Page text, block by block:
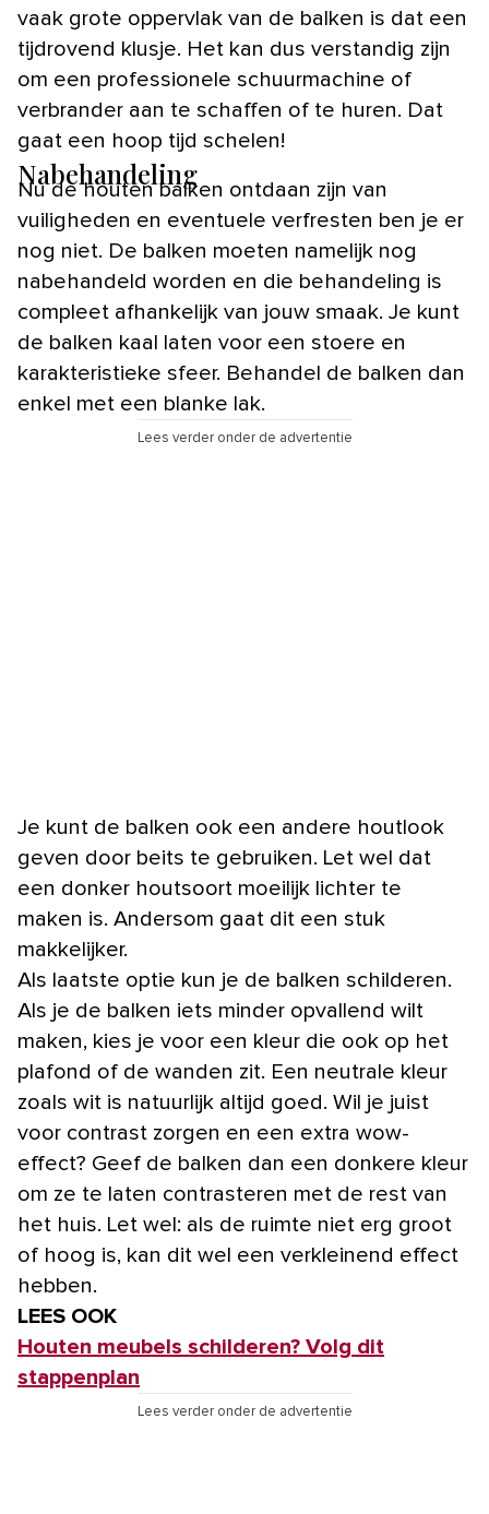
vaak grote oppervlak van de balken is dat een
tijdrovend klusje. Het kan dus verstandig zijn
om een professionele schuurmachine of
verbrander aan te schaffen of te huren. Dat
gaat een hoop tijd schelen!
Nabehandeling
Nu de houten balken ontdaan zijn van
vuiligheden en eventuele verfresten ben je er
nog niet. De balken moeten namelijk nog
nabehandeld worden en die behandeling is
compleet afhankelijk van jouw smaak. Je kunt
de balken kaal laten voor een stoere en
karakteristieke sfeer. Behandel de balken dan
enkel met een blanke lak.
Lees verder onder de advertentie
Je kunt de balken ook een andere houtlook
geven door beits te gebruiken. Let wel dat
een donker houtsoort moeilijk lichter te
maken is. Andersom gaat dit een stuk
makkelijker.
Als laatste optie kun je de balken schilderen.
Als je de balken iets minder opvallend wilt
maken, kies je voor een kleur die ook op het
plafond of de wanden zit. Een neutrale kleur
zoals wit is natuurlijk altijd goed. Wil je juist
voor contrast zorgen en een extra wow-
effect? Geef de balken dan een donkere kleur
om ze te laten contrasteren met de rest van
het huis. Let wel: als de ruimte niet erg groot
of hoog is, kan dit wel een verkleinend effect
hebben.
LEES OOK
Houten meubels schilderen? Volg dit
stappenplan
Lees verder onder de advertentie